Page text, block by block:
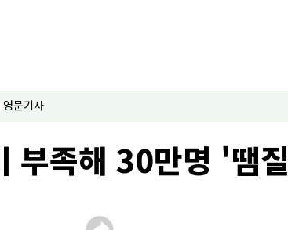
영문기사
부족해 30만명 '땜질